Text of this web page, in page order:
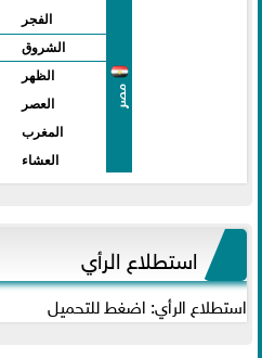
مصر
الفجر
الشروق
الظهر
العصر
المغرب
العشاء
استطلاع الرأي
استطلاع الرأي: اضغط للتحميل